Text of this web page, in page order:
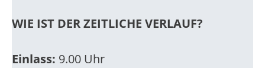
WIE IST DER ZEITLICHE VERLAUF?
Einlass: 9.00 Uhr